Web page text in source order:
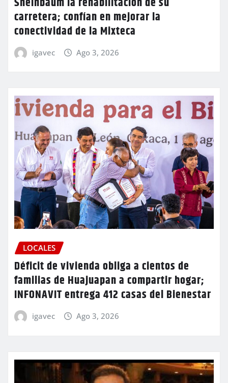
carretera; confían en mejorar la
conectividad de la Mixteca
igavec Ago 3, 2026
LOCALES
Déficit de vivienda obliga a cientos de
familias de Huajuapan a compartir hogar;
INFONAVIT entrega 412 casas del Bienestar
igavec Ago 3, 2026